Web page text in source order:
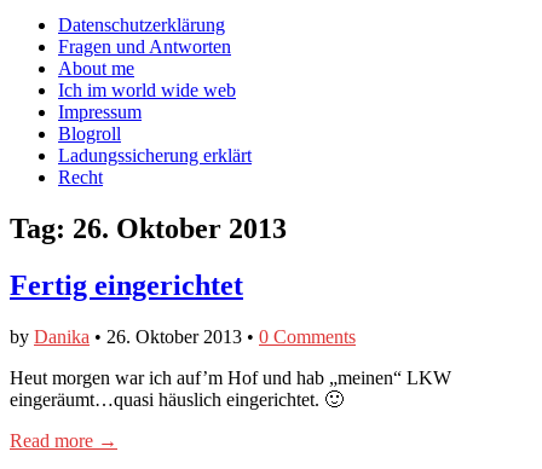
Facebook
anzeigen
Twitter
anzeigen
auf
Instagram
anzeigen
Main
menu
Skip
content
Datenschutzerklärung
Fragen und Antworten
About me
Ich im world wide web
Impressum
Blogroll
Ladungssicherung erklärt
Recht
Tag: 26. Oktober 2013
Fertig eingerichtet
by Danika • 26. Oktober 2013 • 0 Comments
Heut morgen war ich auf’m Hof und hab „meinen“ LKW
eingeräumt…quasi häuslich eingerichtet. 🙂
Read more →